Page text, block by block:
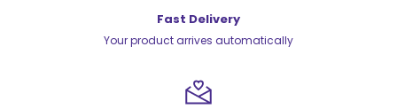
Fast Delivery
Your product arrives automatically